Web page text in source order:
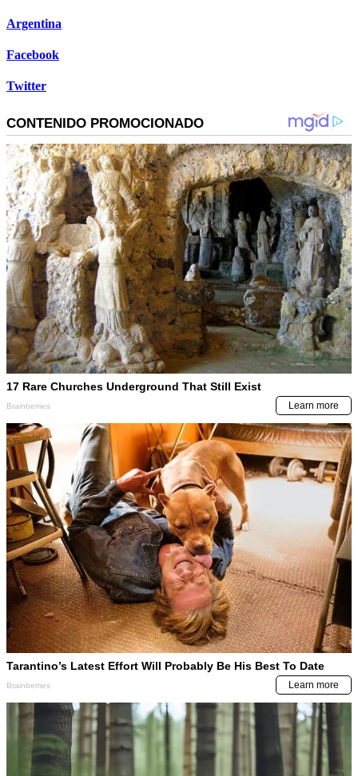
Argentina
Facebook
Twitter